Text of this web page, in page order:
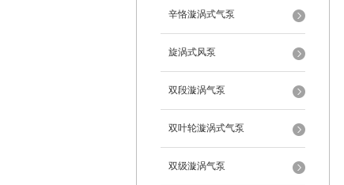
辛恪漩涡式气泵
旋涡式风泵
双段漩涡气泵
双叶轮漩涡式气泵
双级漩涡气泵